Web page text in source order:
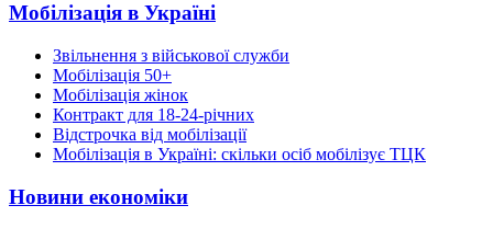
Мобілізація в Україні
Звільнення з військової служби
Мобілізація 50+
Мобілізація жінок
Контракт для 18-24-річних
Відстрочка від мобілізації
Мобілізація в Україні: скільки осіб мобілізує ТЦК
Новини економіки